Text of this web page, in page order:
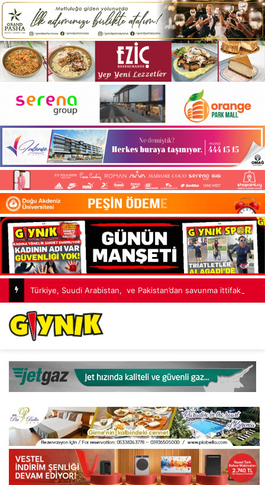
Türkiye, Suudi Arabistan, ve Pakistan’dan savunma ittifakı